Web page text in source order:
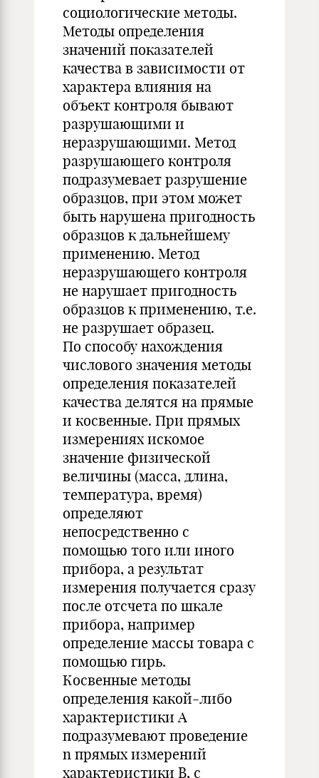
социологические методы.
Методы определения
значений показателей
качества в зависимости от
характера влияния на
объект контроля бывают
разрушающими и
неразрушающими. Метод
разрушающего контроля
подразумевает разрушение
образцов, при этом может
быть нарушена пригодность
образцов к дальнейшему
применению. Метод
неразрушающего контроля
не нарушает пригодность
образцов к применению, т.е.
не разрушает образец.
По способу нахождения
числового значения методы
определения показателей
качества делятся на прямые
и косвенные. При прямых
измерениях искомое
значение физической
величины (масса, длина,
температура, время)
определяют
непосредственно с
помощью того или иного
прибора, а результат
измерения получается сразу
после отсчета по шкале
прибора, например
определение массы товара с
помощью гирь.
Косвенные методы
определения какой-либо
характеристики А
подразумевают проведение
n прямых измерений
характеристики В, с